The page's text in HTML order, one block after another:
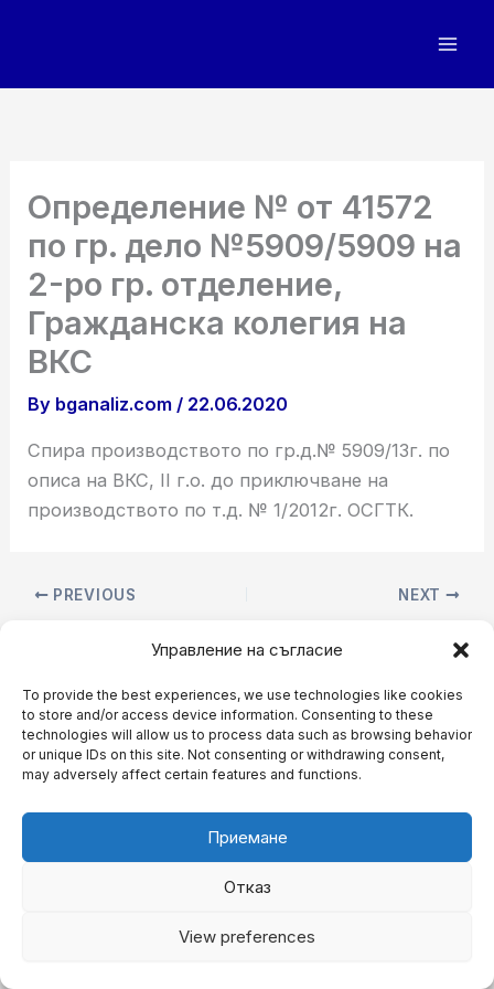
Управление на съгласие
To provide the best experiences, we use technologies like cookies
to store and/or access device information. Consenting to these
technologies will allow us to process data such as browsing behavior
or unique IDs on this site. Not consenting or withdrawing consent,
may adversely affect certain features and functions.
Приемане
Отказ
View preferences
Определение № от 41572
по гр. дело №5909/5909 на
2-ро гр. отделение,
Гражданска колегия на
ВКС
By bganaliz.com / 22.06.2020
Спира производството по гр.д.№ 5909/13г. по
описа на ВКС, ІІ г.о. до приключване на
производството по т.д. № 1/2012г. ОСГТК.
PREVIOUS NEXT
Copyright © 2026 BgAnaliz.com